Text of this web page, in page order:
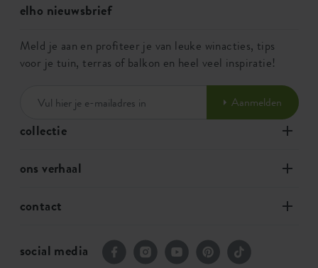
collectie
ons verhaal
contact
elho nieuwsbrief
Meld je aan en profiteer je van leuke winacties, tips
voor je tuin, terras of balkon en heel veel inspiratie!
Aanmelden
social media